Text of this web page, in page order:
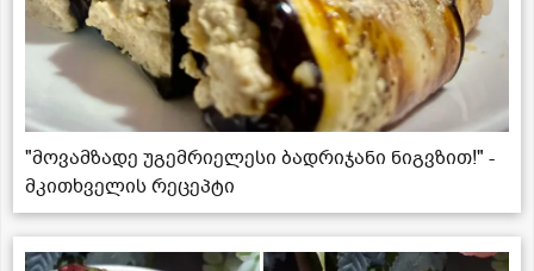
"მოვამზადე უგემრიელესი ბადრიჯანი ნიგვზით!" -
მკითხველის რეცეპტი